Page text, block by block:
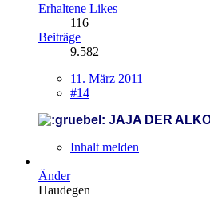
Erhaltene Likes
116
Beiträge
9.582
11. März 2011
#14
JAJA DER
Inhalt melden
Änder
Haudegen